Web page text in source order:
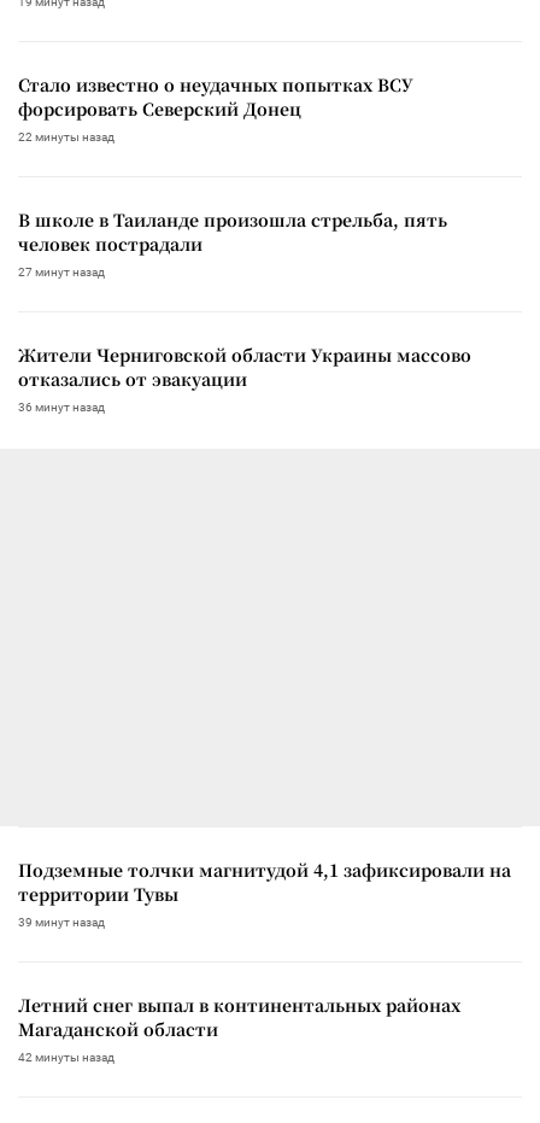
Стало известно о неудачных попытках ВСУ
форсировать Северский Донец
22 минуты назад
В школе в Таиланде произошла стрельба, пять
человек пострадали
27 минут назад
Жители Черниговской области Украины массово
отказались от эвакуации
36 минут назад
Подземные толчки магнитудой 4,1 зафиксировали на
территории Тувы
39 минут назад
Летний снег выпал в континентальных районах
Магаданской области
42 минуты назад